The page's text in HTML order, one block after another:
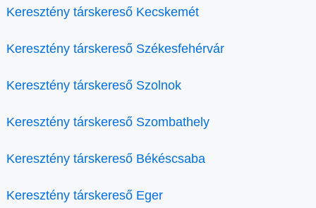
Keresztény társkereső Kecskemét
Keresztény társkereső Székesfehérvár
Keresztény társkereső Szolnok
Keresztény társkereső Szombathely
Keresztény társkereső Békéscsaba
Keresztény társkereső Eger